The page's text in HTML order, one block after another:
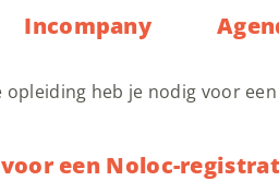
Incompany
opleiding heb je nodig voor
een Noloc-